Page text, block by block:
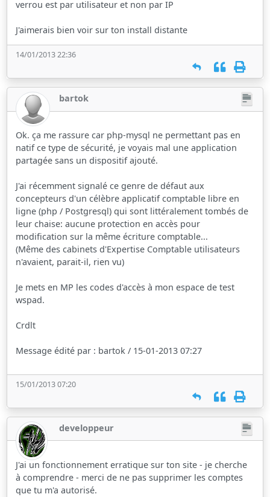
verrou est par utilisateur et non par IP
J'aimerais bien voir sur ton install distante
14/01/2013 22:36
bartok
Ok. ça me rassure car php-mysql ne permettant pas en
natif ce type de sécurité, je voyais mal une application
partagée sans un dispositif ajouté.
J'ai récemment signalé ce genre de défaut aux
concepteurs d'un célèbre applicatif comptable libre en
ligne (php / Postgresql) qui sont littéralement tombés de
leur chaise: aucune protection en accès pour
modification sur la même écriture comptable...
(Même des cabinets d'Expertise Comptable utilisateurs
n'avaient, parait-il, rien vu)
Je mets en MP les codes d'accès à mon espace de test
wspad.
Crdlt
Message édité par : bartok / 15-01-2013 07:27
15/01/2013 07:20
developpeur
J'ai un fonctionnement erratique sur ton site - je cherche
à comprendre - merci de ne pas supprimer les comptes
que tu m'a autorisé.